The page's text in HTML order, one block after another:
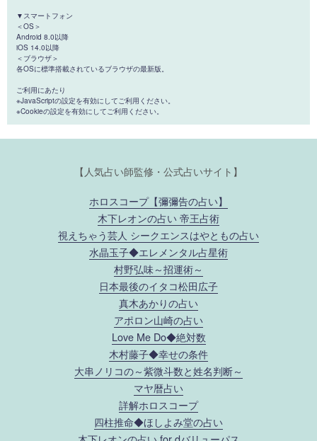
▼スマートフォン
＜OS＞
Android 8.0以降
iOS 14.0以降
＜ブラウザ＞
各OSに標準搭載されているブラウザの最新版。
ご利用にあたり
※JavaScriptの設定を有効にしてご利用ください。
※Cookieの設定を有効にしてご利用ください。
【人気占い師監修・公式占いサイト】
ホロスコープ【彌彌告の占い】
木下レオンの占い 帝王占術
視えちゃう芸人 シークエンスはやともの占い
水晶玉子◆エレメンタル占星術
村野弘味～招運術～
日本最後のイタコ松田広子
真木あかりの占い
アポロン山崎の占い
Love Me Do◆絶対数
木村藤子◆幸せの条件
大串ノリコの～紫微斗数と姓名判断～
マヤ暦占い
詳解ホロスコープ
四柱推命◆ほしよみ堂の占い